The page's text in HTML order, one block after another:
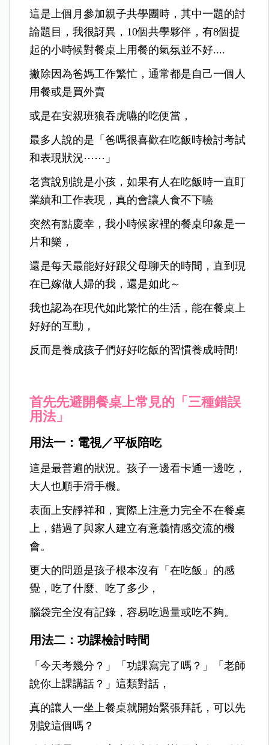
這是上個月參加親子共學團時，其中一題的討
論題目，我很訝異，10個共學夥伴，有8個提
起的小時候對餐桌上用餐的氣氛並不好....
撇除因為爸媽工作繁忙，通常都是自己一個人
用餐或是買外賣
或是在安親班狼吞虎嚥的吃便當，
最多人說的是「爸嗎很喜歡在吃飯時檢討考試
和表現狀況⋯⋯」
老實說別說是小孩，如果有人在吃飯時一直盯
業績和工作表現，真的會讓人食不下嚥
突然有點慶幸，我小時候家裡的餐桌印象是一
片和樂，
還是每天最能好好跟父母聊天的時間，直到現
在已嫁做人婦的我，還是如此～
我也認為在現代如此繁忙的生活，能在餐桌上
好好的互動，
反而是養成孩子們好好吃飯的習慣養成時間!
首先先避開餐桌上常見的「三種錯誤
用法」
用法一：電視／平板陪吃
這是最普遍的狀況。孩子一邊看卡通一邊吃，
大人也順手滑手機。
表面上安靜祥和，實際上注意力完全不在餐桌
上，錯過了與家人建立有意義情感交流的機
會。
更大的問題是孩子根本沒有「在吃飯」的感
覺，吃了什麼、吃了多少，
腦袋完全沒有記錄，容易吃過量或吃不夠。
用法二：功課檢討時間
「今天考幾分？」「功課寫完了嗎？」「老師
說你上課講話？」這類對話，
真的讓人一坐上餐桌就開始緊張拜託，可以先
別說這個嗎？